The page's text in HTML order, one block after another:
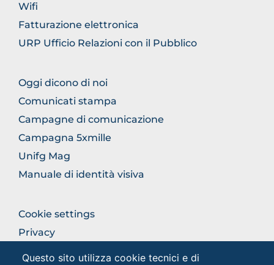
Questo sito utilizza cookie tecnici e di
Wifi
Fatturazione elettronica
URP Ufficio Relazioni con il Pubblico
FOOTER
COMUNICAZIONE
Oggi dicono di noi
Comunicati stampa
Campagne di comunicazione
Campagna 5xmille
Unifg Mag
Manuale di identità visiva
FOOTER
COLONNA
DESTRA
Cookie settings
Privacy